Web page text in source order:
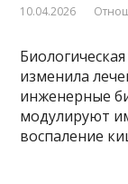
10.04.2026
изменила
инженерные
модулируют
воспаление